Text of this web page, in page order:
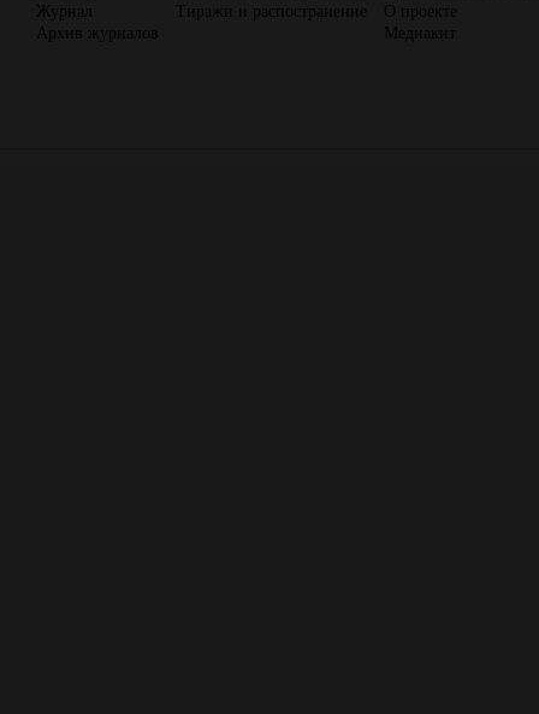
Журнал
Архив журналов
Тиражи и распостранение
О проекте
Медиакит